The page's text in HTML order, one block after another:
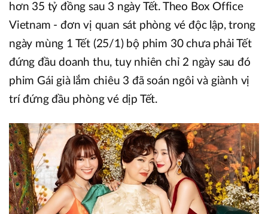
hơn 35 tỷ đồng sau 3 ngày Tết. Theo Box Office
Vietnam - đơn vị quan sát phòng vé độc lập, trong
ngày mùng 1 Tết (25/1) bộ phim 30 chưa phải Tết
đứng đầu doanh thu, tuy nhiên chỉ 2 ngày sau đó
phim Gái già lắm chiêu 3 đã soán ngôi và giành vị
trí đứng đầu phòng vé dịp Tết.